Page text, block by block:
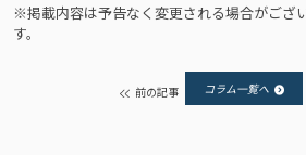
※掲載内容は予告なく変更される場合がござ
す。
前の記事 コラム一覧へ